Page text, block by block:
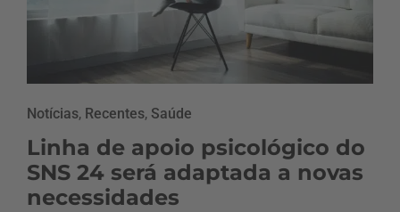
Notícias, Recentes, Saúde
Linha de apoio psicológico do
SNS 24 será adaptada a novas
necessidades